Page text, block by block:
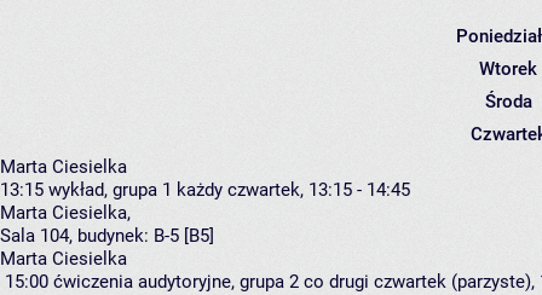
Wtorek
Środa
Marta Ciesielka
13:15 wykład, grupa 1 każdy czwartek, 13:15 - 14:45
Marta Ciesielka,
Sala 104, budynek: B-5 [B5]
Marta Ciesielka
15:00 ćwiczenia audytoryjne, grupa 2 co drugi czwartek (parzyste),